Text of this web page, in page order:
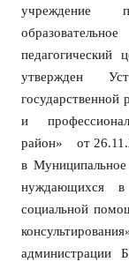
учреждение
педагогический
утвержден
государственной
и
район» от
в Муниципальное
нуждающихся в
социальной
администрации